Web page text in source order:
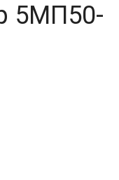
5МП50-